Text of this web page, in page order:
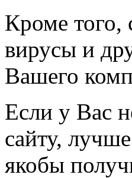
Кроме того,
вирусы и
Вашего
Если у Вас
сайту,
якобы